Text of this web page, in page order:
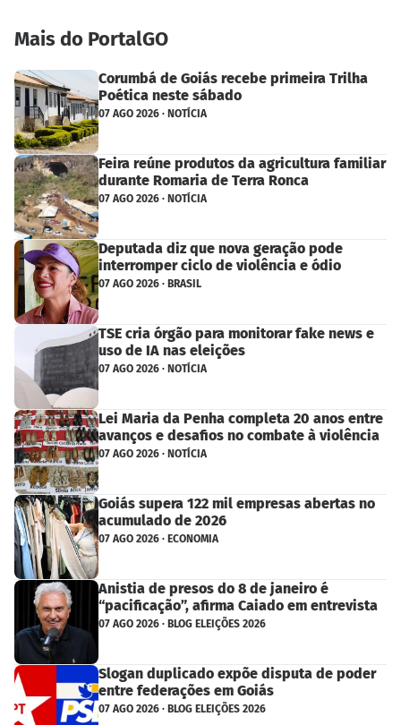
Mais do PortalGO
Corumbá de Goiás recebe primeira Trilha
Poética neste sábado
07 AGO 2026 · NOTÍCIA
Feira reúne produtos da agricultura familiar
durante Romaria de Terra Ronca
07 AGO 2026 · NOTÍCIA
Deputada diz que nova geração pode
interromper ciclo de violência e ódio
07 AGO 2026 · BRASIL
TSE cria órgão para monitorar fake news e
uso de IA nas eleições
07 AGO 2026 · NOTÍCIA
Lei Maria da Penha completa 20 anos entre
avanços e desafios no combate à violência
07 AGO 2026 · NOTÍCIA
Goiás supera 122 mil empresas abertas no
acumulado de 2026
07 AGO 2026 · ECONOMIA
Anistia de presos do 8 de janeiro é
“pacificação”, afirma Caiado em entrevista
07 AGO 2026 · BLOG ELEIÇÕES 2026
Slogan duplicado expõe disputa de poder
entre federações em Goiás
07 AGO 2026 · BLOG ELEIÇÕES 2026